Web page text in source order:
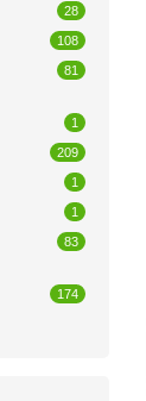
28
108
81
1
209
1
1
83
174